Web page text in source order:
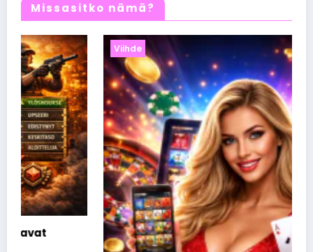
Missasitko nämä?
Viihde